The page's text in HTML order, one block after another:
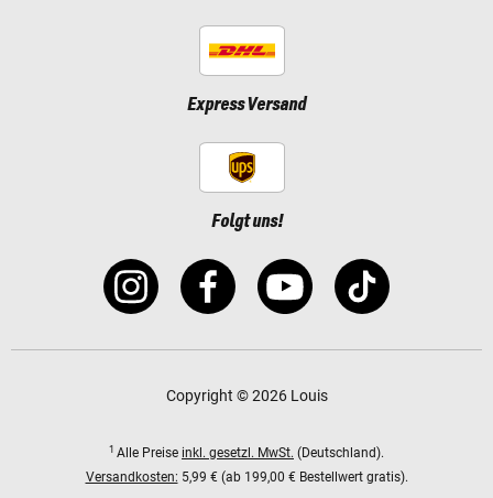
Express Versand
Folgt uns!
Copyright © 2026 Louis
1 Alle Preise inkl. gesetzl. MwSt. (Deutschland).
Versandkosten: 5,99 € (ab 199,00 € Bestellwert gratis).